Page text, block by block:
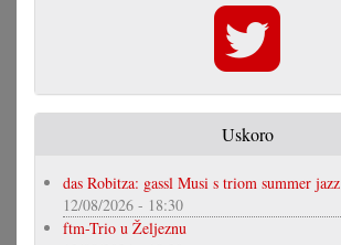
Uskoro
das Robitza: gassl Musi s triom summer jazz
12/08/2026 - 18:30
ftm-Trio u Željeznu